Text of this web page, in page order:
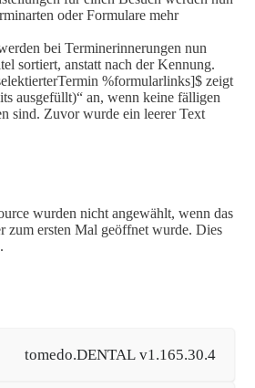
oder Formulare mehr
bei Terminerinnerungen nun
sortiert, anstatt nach der Kennung.
%formularlinks]$ zeigt
ausgefüllt)“ an, wenn keine fälligen
sind. Zuvor wurde ein leerer Text
wurden nicht angewählt, wenn das
zum ersten Mal geöffnet wurde. Dies
tomedo.DENTAL v1.165.30.4